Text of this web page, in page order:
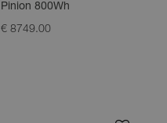
Pinion 800Wh
€ 8749.00